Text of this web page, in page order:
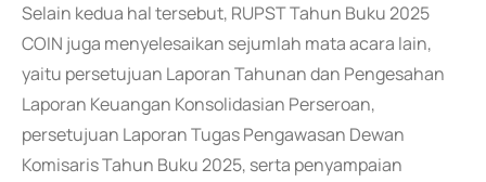
Selain kedua hal tersebut, RUPST Tahun Buku 2025
COIN juga menyelesaikan sejumlah mata acara lain,
yaitu persetujuan Laporan Tahunan dan Pengesahan
Laporan Keuangan Konsolidasian Perseroan,
persetujuan Laporan Tugas Pengawasan Dewan
Komisaris Tahun Buku 2025, serta penyampaian